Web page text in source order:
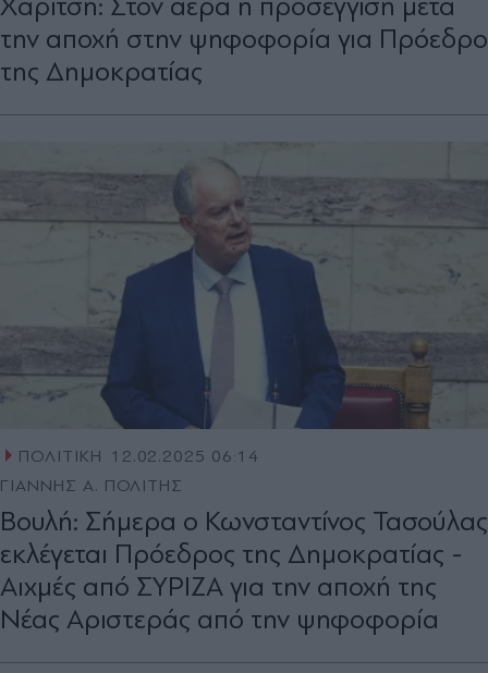
την αποχή στην ψηφοφορία για Πρόεδρο
της Δημοκρατίας
ΠΟΛΙΤΙΚΗ
12.02.2025 06:14
ΓΙΑΝΝΗΣ Α. ΠΟΛΙΤΗΣ
Βουλή: Σήμερα ο Κωνσταντίνος Τασούλας
εκλέγεται Πρόεδρος της Δημοκρατίας -
Αιχμές από ΣΥΡΙΖΑ για την αποχή της
Νέας Αριστεράς από την ψηφοφορία